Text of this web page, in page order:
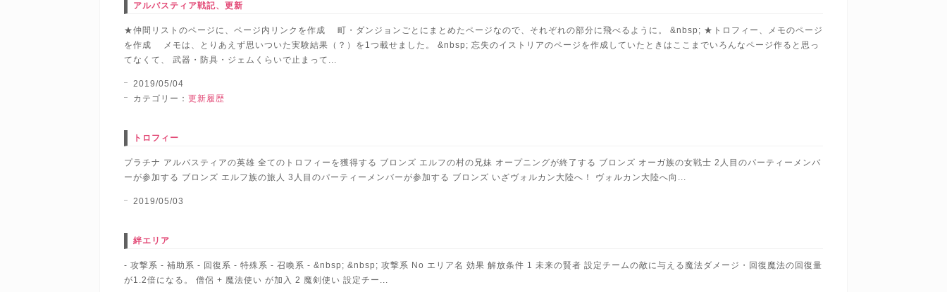
アルバスティア戦記、更新
★仲間リストのページに、ページ内リンクを作成 町・ダンジョンごとにまとめたページなので、それぞれの部分に飛べるように。 &nbsp; ★トロフィー、メモのページ
を作成 メモは、とりあえず思いついた実験結果（？）を1つ載せました。 &nbsp; 忘失のイストリアのページを作成していたときはここまでいろんなページ作ると思っ
てなくて、 武器・防具・ジェムくらいで止まって...
2019/05/04
カテゴリー： 更新履歴
トロフィー
プラチナ アルバスティアの英雄 全てのトロフィーを獲得する ブロンズ エルフの村の兄妹 オープニングが終了する ブロンズ オーガ族の女戦士 2人目のパーティーメンバ
ーが参加する ブロンズ エルフ族の旅人 3人目のパーティーメンバーが参加する ブロンズ いざヴォルカン大陸へ！ ヴォルカン大陸へ向...
2019/05/03
絆エリア
- 攻撃系 - 補助系 - 回復系 - 特殊系 - 召喚系 - &nbsp; &nbsp; 攻撃系 No エリア名 効果 解放条件 1 未来の賢者 設定チームの敵に与える魔法ダメージ・回復魔法の回復量
が1.2倍になる。 僧侶 + 魔法使い が加入 2 魔剣使い 設定チー...